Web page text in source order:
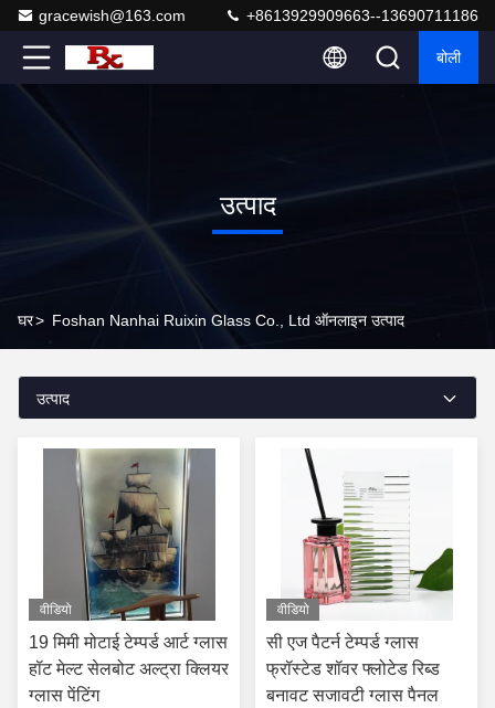
gracewish@163.com +8613929909663--13690711186
बोली
उत्पाद
घर> Foshan Nanhai Ruixin Glass Co., Ltd ऑनलाइन उत्पाद
उत्पाद
वीडियो
19 मिमी मोटाई टेम्पर्ड आर्ट ग्लास
हॉट मेल्ट सेलबोट अल्ट्रा क्लियर
ग्लास पेंटिंग
वीडियो
सी एज पैटर्न टेम्पर्ड ग्लास
फ्रॉस्टेड शॉवर फ्लोटेड रिब्ड
बनावट सजावटी ग्लास पैनल